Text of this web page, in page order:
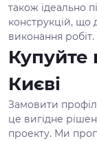
також ідеально
конструкцій, що
виконання робіт.
Купуйте
Києві
Замовити
це вигідне
проекту. Ми